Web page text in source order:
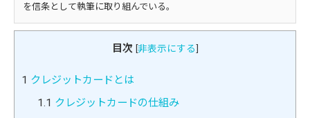
を信条として執筆に取り組んでいる。
目次 [非表示にする]
1 クレジットカードとは
1.1 クレジットカードの仕組み